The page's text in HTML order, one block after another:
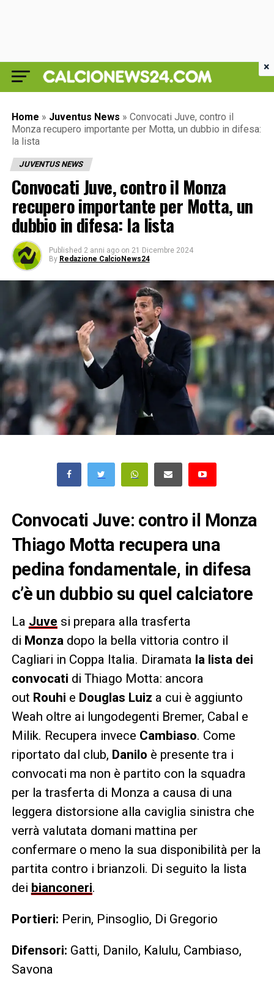
Home » Juventus News » Convocati Juve, contro il
Monza recupero importante per Motta, un dubbio in difesa:
la lista
JUVENTUS NEWS
Convocati Juve, contro il Monza
recupero importante per Motta, un
dubbio in difesa: la lista
Published 2 anni ago on 21 Dicembre 2024
By Redazione CalcioNews24
Convocati Juve: contro il Monza
Thiago Motta recupera una
pedina fondamentale, in difesa
c’è un dubbio su quel calciatore
La Juve si prepara alla trasferta
di Monza dopo la bella vittoria contro il
Cagliari in Coppa Italia. Diramata la lista dei
convocati di Thiago Motta: ancora
out Rouhi e Douglas Luiz a cui è aggiunto
Weah oltre ai lungodegenti Bremer, Cabal e
Milik. Recupera invece Cambiaso. Come
riportato dal club, Danilo è presente tra i
convocati ma non è partito con la squadra
per la trasferta di Monza a causa di una
leggera distorsione alla caviglia sinistra che
verrà valutata domani mattina per
confermare o meno la sua disponibilità per la
partita contro i brianzoli. Di seguito la lista
dei bianconeri.
Portieri: Perin, Pinsoglio, Di Gregorio
Difensori: Gatti, Danilo, Kalulu, Cambiaso,
Savona
×